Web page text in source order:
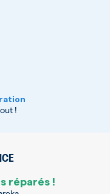
!
réparés !